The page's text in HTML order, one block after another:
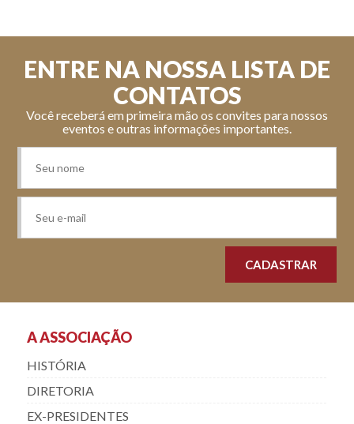
A ASSOCIAÇÃO
HISTÓRIA
DIRETORIA
EX-PRESIDENTES
ENTRE NA NOSSA LISTA DE
CONTATOS
Você receberá em primeira mão os convites para nossos
eventos e outras informações importantes.